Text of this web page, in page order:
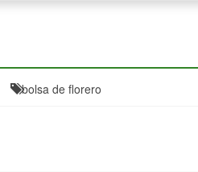
bolsa de florero